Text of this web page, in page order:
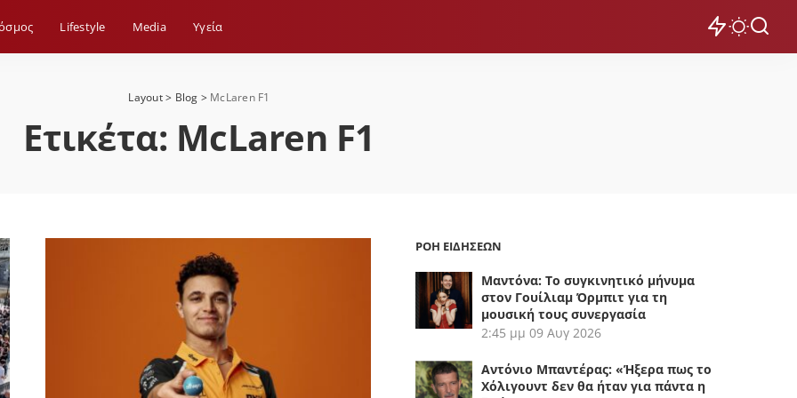
Lifestyle Media Yγεία
Layout> Blog > McLaren F1
Ετικέτα: McLaren F1
ΡΟΗ ΕΙΔΗΣΕΩΝ
Μαντόνα: Το συγκινητικό μήνυμα
στον Γουίλιαμ Όρμπιτ για τη
μουσική τους συνεργασία
2:45 μμ 09 Αυγ 2026
Αντόνιο Μπαντέρας: «Ήξερα πως το
Χόλιγουντ δεν θα ήταν για πάντα η